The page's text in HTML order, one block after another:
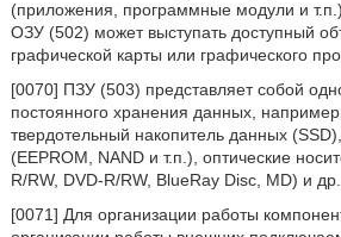
(приложения, программные модули и
ОЗУ (502) может выступать доступный
графической карты или графического
[0070] ПЗУ (503) представляет собой
постоянного хранения данных,
твердотельный накопитель данных
(EEPROM, NAND и т.п.), оптические
R/RW, DVD-R/RW, BlueRay Disc, MD) и др.
[0071] Для организации работы